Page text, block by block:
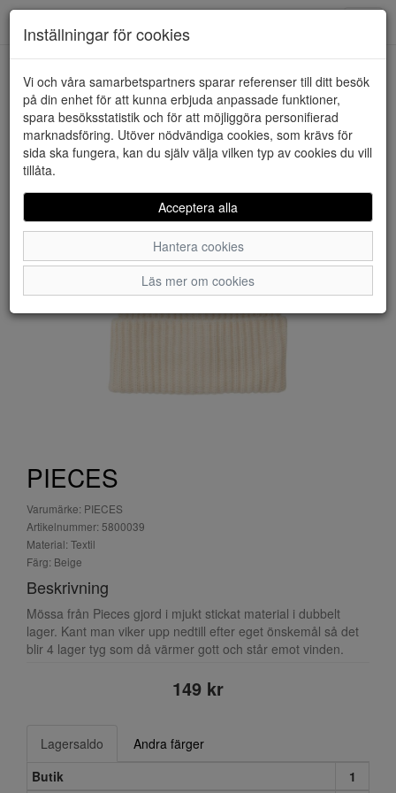
HEM PIECES
PIECES
Varumärke: PIECES
Artikelnummer: 5800039
Material: Textil
Färg: Beige
Beskrivning
Mössa från Pieces gjord i mjukt stickat material i dubbelt
lager. Kant man viker upp nedtill efter eget önskemål så det
blir 4 lager tyg som då värmer gott och står emot vinden.
149 kr
Lagersaldo
Andra färger
Butik
1
Inställningar för cookies
Vi och våra samarbetspartners sparar referenser till ditt besök
på din enhet för att kunna erbjuda anpassade funktioner,
spara besöksstatistik och för att möjliggöra personifierad
marknadsföring. Utöver nödvändiga cookies, som krävs för
sida ska fungera, kan du själv välja vilken typ av cookies du vill
tillåta.
Acceptera alla
Hantera cookies
Läs mer om cookies